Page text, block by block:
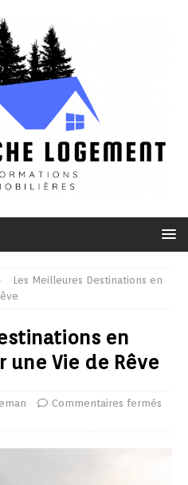
Les Meilleures Destinations en
en
une Vie de Rêve
Commentaires fermés